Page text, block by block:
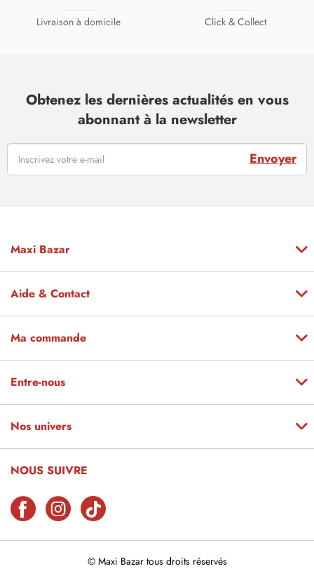
Livraison à domicile Click & Collect
Obtenez les dernières actualités en vous
abonnant à la newsletter
Envoyer
Maxi Bazar
Aide & Contact
Ma commande
Entre-nous
Nos univers
NOUS SUIVRE
© Maxi Bazar tous droits réservés